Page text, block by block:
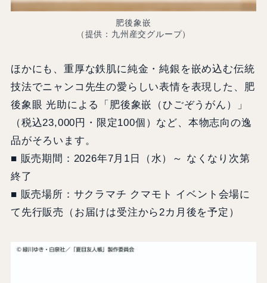
肥後象嵌
（提供：九州産交グループ）
ほかにも、重厚な鉄肌に純金・純銀を嵌め込む伝統
技法でニャンコ先生の愛らしい表情を表現した、肥
後象眼 光助による「肥後象嵌（ひごぞうがん）」
（税込23,000円・限定100個）など、本物志向の逸
品がそろいます。
■ 販売期間：2026年7月1日（水）～ なくなり次第
終了
■ 販売場所：サクラマチ クマモト イベント会場に
て先行販売（お届けは受注から2カ月後を予定）